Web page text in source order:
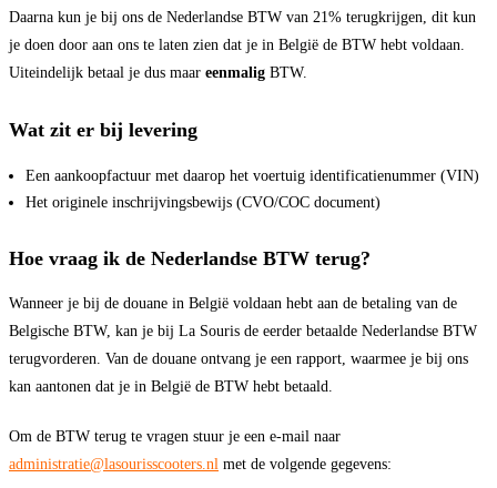
Daarna kun je bij ons de Nederlandse BTW van 21% terugkrijgen, dit kun
je doen door aan ons te laten zien dat je in België de BTW hebt voldaan.
Uiteindelijk betaal je dus maar eenmalig BTW.
Wat zit er bij levering
Een aankoopfactuur met daarop het voertuig identificatienummer (VIN)
Het originele inschrijvingsbewijs (CVO/COC document)
Hoe vraag ik de Nederlandse BTW terug?
Wanneer je bij de douane in België voldaan hebt aan de betaling van de
Belgische BTW, kan je bij La Souris de eerder betaalde Nederlandse BTW
terugvorderen. Van de douane ontvang je een rapport, waarmee je bij ons
kan aantonen dat je in België de BTW hebt betaald.
Om de BTW terug te vragen stuur je een e-mail naar
administratie@lasourisscooters.nl met de volgende gegevens: